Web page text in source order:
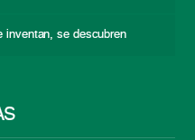
inventan, se descubren